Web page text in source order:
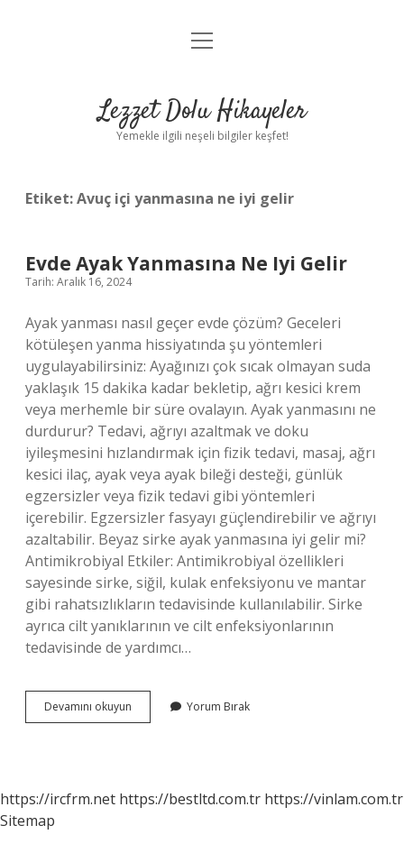
Anasayfa
Yasal Uyarı
menüyü
Lezzet Dolu Hikayeler
Yemekle ilgili neşeli bilgiler keşfet!
Etiket:Avuç içi yanmasına ne iyi gelir
Evde Ayak Yanmasına Ne Iyi Gelir
Tarih: Aralık 16, 2024
Ayak yanması nasıl geçer evde çözüm? Geceleri
kötüleşen yanma hissiyatında şu yöntemleri
uygulayabilirsiniz: Ayağınızı çok sıcak olmayan suda
yaklaşık 15 dakika kadar bekletip, ağrı kesici krem ​​
veya merhemle bir süre ovalayın. Ayak yanmasını ne
durdurur? Tedavi, ağrıyı azaltmak ve doku
iyileşmesini hızlandırmak için fizik tedavi, masaj, ağrı
kesici ilaç, ayak veya ayak bileği desteği, günlük
egzersizler veya fizik tedavi gibi yöntemleri
içerebilir. Egzersizler fasyayı güçlendirebilir ve ağrıyı
azaltabilir. Beyaz sirke ayak yanmasına iyi gelir mi?
Antimikrobiyal Etkiler: Antimikrobiyal özellikleri
sayesinde sirke, siğil, kulak enfeksiyonu ve mantar
gibi rahatsızlıkların tedavisinde kullanılabilir. Sirke
ayrıca cilt yanıklarının ve cilt enfeksiyonlarının
tedavisinde de yardımcı…
Devamını okuyun
Ayak
Yorum Bırak
https://ircfrm.net https://bestltd.com.tr https://vinlam.com.tr
Sitemap